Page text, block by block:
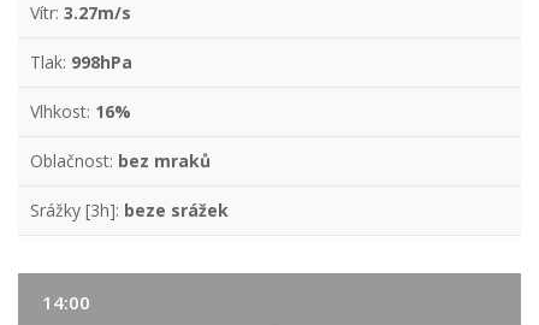
Vítr: 3.27m/s
Tlak: 998hPa
Vlhkost: 16%
Oblačnost: bez mraků
Srážky [3h]: beze srážek
14:00